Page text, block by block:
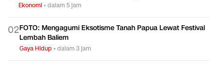
Ekonomi •dalam 5 jam
02FOTO: Mengagumi Eksotisme Tanah Papua Lewat Festival
Lembah Baliem
Gaya Hidup •dalam 3 jam